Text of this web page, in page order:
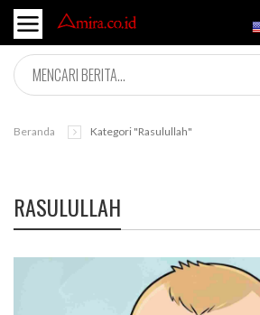
Beranda Kategori "rasulullah"
RASULULLAH